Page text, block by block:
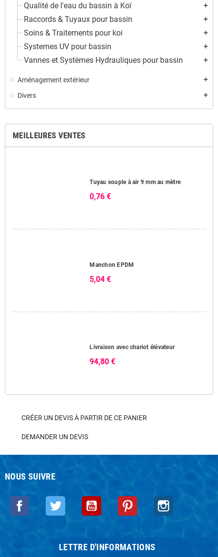
Qualité de l'eau du bassin à Koï add
Raccords & Tuyaux pour bassin add
Soins & Traitements pour koi add
Systemes UV pour bassin add
Vannes et Systèmes Hydrauliques pour bassin add
Aménagement extérieur add
Divers add
MEILLEURES VENTES
Tuyau souple à air 9 mm au mètre
0,76 €
Manchon EPDM
5,04 €
Livraison avec chariot élévateur
94,80 €
CRÉER UN DEVIS À PARTIR DE CE PANIER
DEMANDER UN DEVIS
NOUS SUIVRE
Facebook Twitter YouTube Pinterest
LETTRE D'INFORMATIONS